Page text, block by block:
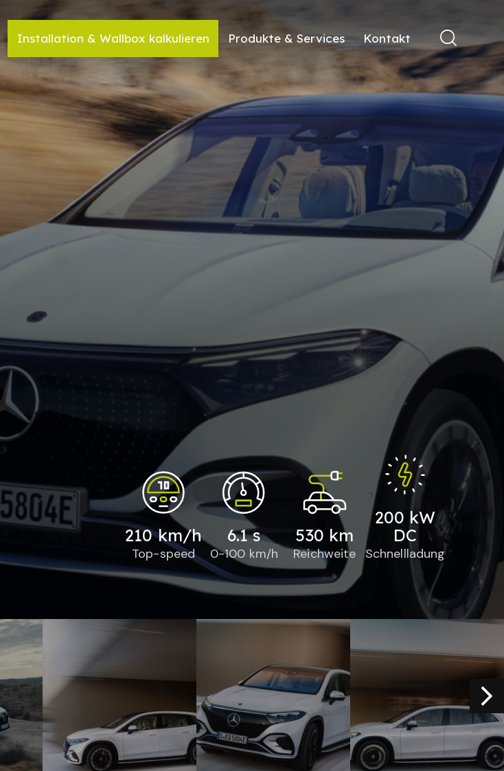
Installation & Wallbox kalkulieren Produkte & Services Kontakt
210 km/h
Top-speed
6.1 s
0-100 km/h
530 km
Reichweite
200 kW
DC
Schnellladung